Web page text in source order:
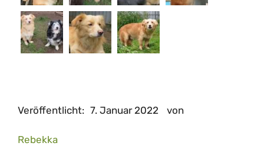
Veröffentlicht: 7. Januar 2022 von
Rebekka